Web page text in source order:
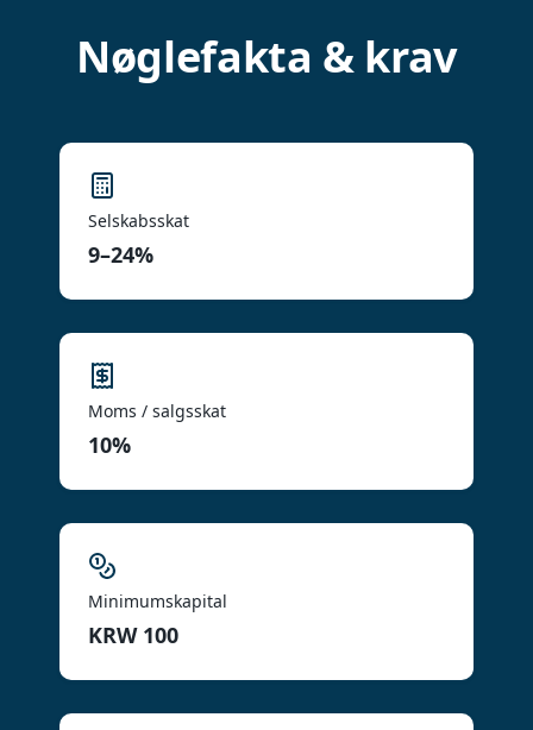
Nøglefakta & krav
Selskabsskat
9–24%
Moms / salgsskat
10%
Minimumskapital
KRW 100